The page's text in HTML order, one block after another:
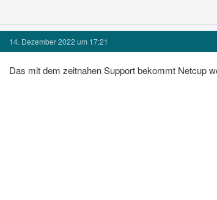
14. Dezember 2022 um 17:21
Das mit dem zeitnahen Support bekommt Netcup